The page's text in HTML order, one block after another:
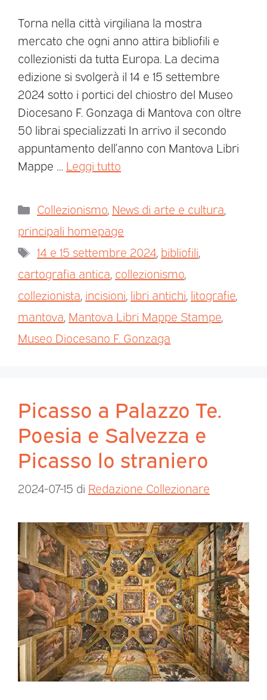
Torna nella città virgiliana la mostra
mercato che ogni anno attira bibliofili e
collezionisti da tutta Europa. La decima
edizione si svolgerà il 14 e 15 settembre
2024 sotto i portici del chiostro del Museo
Diocesano F. Gonzaga di Mantova con oltre
50 librai specializzati In arrivo il secondo
appuntamento dell’anno con Mantova Libri
Mappe … Leggi tutto
Collezionismo News di arte e cultura
principali homepage
14 e 15 settembre 2024 bibliofili
cartografia antica collezionismo
collezionista incisioni libri antichi litografie
mantova Mantova Libri Mappe Stampe
Museo Diocesano F. Gonzaga
Picasso a Palazzo Te.
Poesia e Salvezza e
Picasso lo straniero
2024-07-15 di Redazione Collezionare